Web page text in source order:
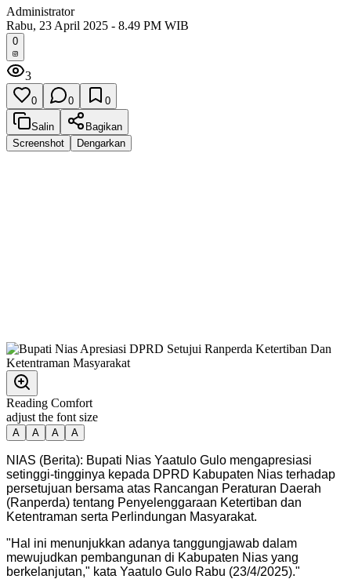
Administrator
Rabu, 23 April 2025 - 8.49 PM WIB
0
3
0 0 0
Salin
Bagikan
Screenshot
Dengarkan
Reading Comfort
adjust the font size
A A A A
NIAS (Berita): Bupati Nias Yaatulo Gulo mengapresiasi
setinggi-tingginya kepada DPRD Kabupaten Nias terhadap
persetujuan bersama atas Rancangan Peraturan Daerah
(Ranperda) tentang Penyelenggaraan Ketertiban dan
Ketentraman serta Perlindungan Masyarakat.
"Hal ini menunjukkan adanya tanggungjawab dalam
mewujudkan pembangunan di Kabupaten Nias yang
berkelanjutan," kata Yaatulo Gulo Rabu (23/4/2025)."